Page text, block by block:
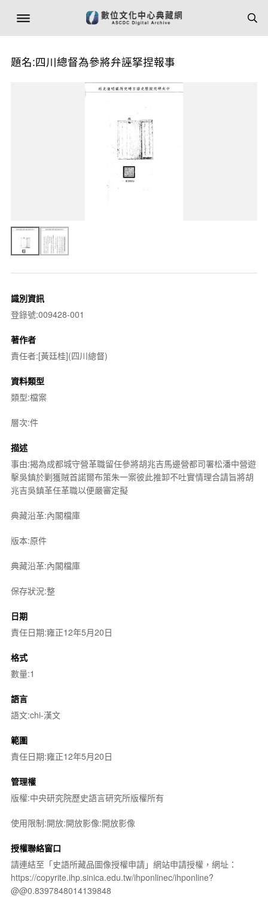
題名:四川總督為參將弁誣拏捏報事
識別資訊
登錄號:009428-001
著作者
責任者:[黃廷桂](四川總督)
資料類型
類型:檔案
層次:件
描述
事由:揭為成都城守營革職留任參將胡兆吉馬邊營都司署松潘中營遊
擊吳鎮於剿獲賊首諾爾布策朱一案彼此推卸不吐實情理合請旨將胡
兆吉吳鎮革任革職以便嚴審定擬
典藏沿革:內閣檔庫
版本:原件
典藏沿革:內閣檔庫
保存狀況:整
日期
責任日期:雍正12年5月20日
格式
數量:1
語言
語文:chi-漢文
範圍
責任日期:雍正12年5月20日
管理權
版權:中央研究院歷史語言研究所版權所有
使用限制:開放:開放影像:開放影像
授權聯絡窗口
請連結至「史語所藏品圖像授權申請」網站申請授權，網址：
https://copyrite.ihp.sinica.edu.tw/ihponlinec/ihponline?
@@0.8397848014139848